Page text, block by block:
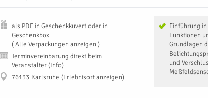
Einführung
Funktionen
Grundlagen
und
als PDFinGeschenkkuvert oder in
Geschenkbox
( Alle Verpackungen anzeigen )
Terminvereinbarung direkt beim
Veranstalter (Info)
76133 Karlsruhe (Erlebnisort anzeigen)